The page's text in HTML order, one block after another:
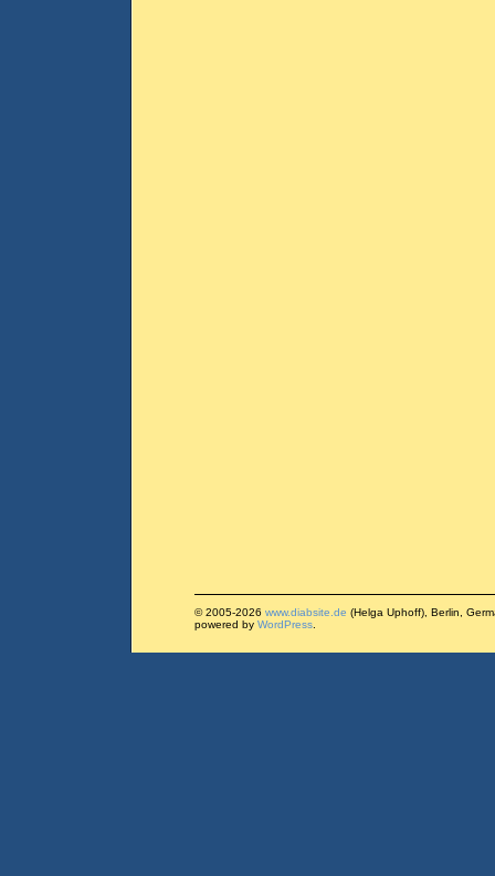
© 2005-2026 www.diabsite.de (Helga Uphoff), Berlin,
powered by WordPress.